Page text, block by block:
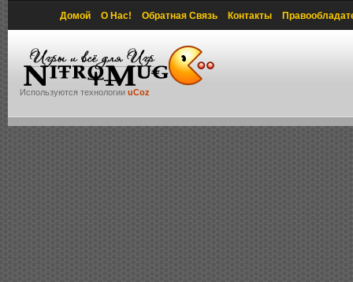
Домой О Нас! Обратная Связь Контакты
Используются технологии uCoz